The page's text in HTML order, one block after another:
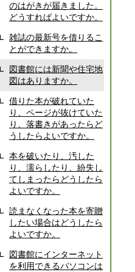
のはがきが届きました。
どうすればよいですか。
雑誌の最新号を借りるこ
とができますか。
図書館には新聞や住宅地
図はありますか。
借りた本が破れていた
り、ページが抜けていた
り、落書きがあったらど
うしたらよいですか。
本を破いたり、汚した
り、濡らしたり、紛失し
てしまったらどうしたら
よいですか。
読まなくなった本を寄贈
したい場合はどうしたら
よいですか。
図書館にインターネット
を利用できるパソコンは